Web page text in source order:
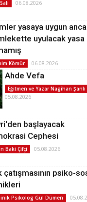
06.08.2026
yasaya uygun
uyulacak yasa
Kömür 06.08.2026
Ahde Vefa
Eğitmen ve Yazar Nagihan Şanlı
05.08.2026
başlayacak
Cephesi
Baki Çifçi 05.08.2026
çatışmasının psiko-
Psikolog Gül Dümen